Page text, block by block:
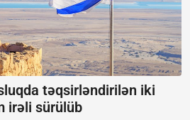
təqsirləndirilən iki
irəli sürülüb